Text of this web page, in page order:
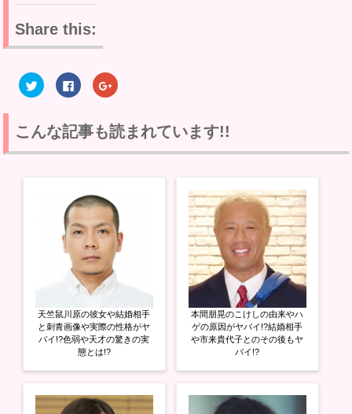
Share this:
ク
リ
て
T
w
i
ウ
で
開
き
ま
F
a
o
o
k
で
る
に
ク
リ
ッ
ク
し
て
く
だ
い
(
新
し
い
ウ
ン
ウ
で
ク
リ
し
て
G
o
o
で
共
有
(
新
し
い
ウ
ィ
ウ
で
開
き
ま
こんな記事も読まれています!!
天竺鼠川原の彼女や結婚相手
と刺青画像や実際の性格がヤ
バイ!?色弱や天才の驚きの実
態とは!?
本間朋晃のこけしの由来やハ
ゲの原因がヤバイ!?結婚相手
や市来貴代子とのその後もヤ
バイ!?